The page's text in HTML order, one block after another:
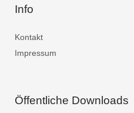
Info
Kontakt
Impressum
Öffentliche Downloads